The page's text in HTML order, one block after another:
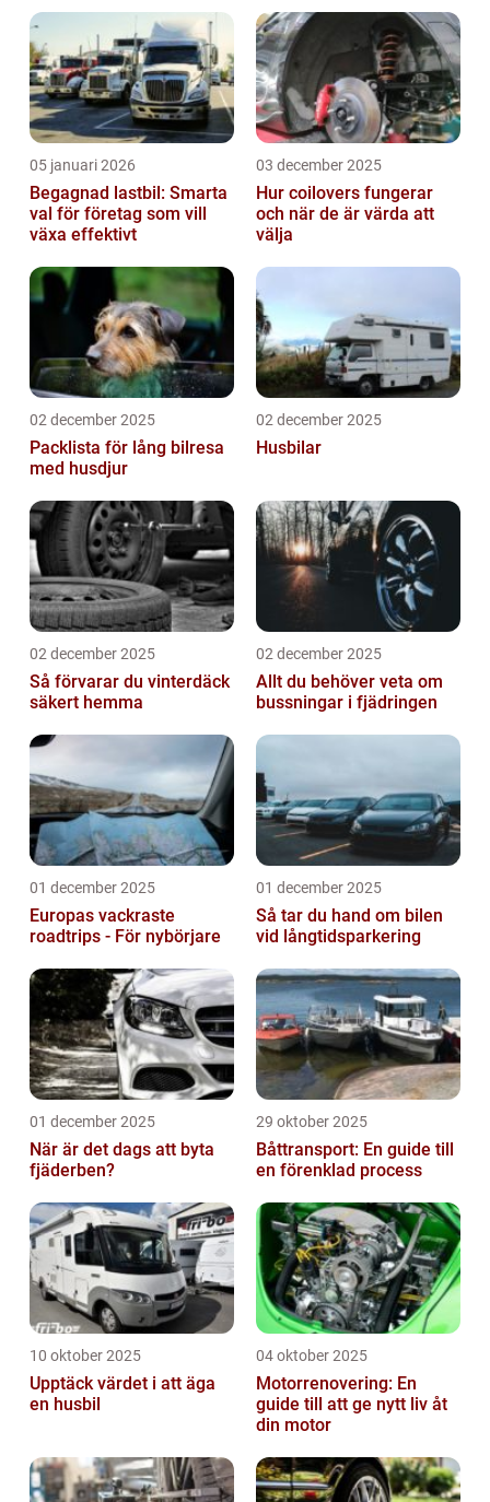
05 januari 2026
Begagnad lastbil: Smarta
val för företag som vill
växa effektivt
03 december 2025
Hur coilovers fungerar
och när de är värda att
välja
02 december 2025
Packlista för lång bilresa
med husdjur
02 december 2025
Husbilar
02 december 2025
Så förvarar du vinterdäck
säkert hemma
02 december 2025
Allt du behöver veta om
bussningar i fjädringen
01 december 2025
Europas vackraste
roadtrips - För nybörjare
01 december 2025
Så tar du hand om bilen
vid långtidsparkering
01 december 2025
När är det dags att byta
fjäderben?
29 oktober 2025
Båttransport: En guide till
en förenklad process
10 oktober 2025
Upptäck värdet i att äga
en husbil
04 oktober 2025
Motorrenovering: En
guide till att ge nytt liv åt
din motor